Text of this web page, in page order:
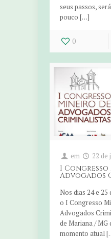
seus passos,
pouco […]
0
em 22 de
I
Advogados
Nos dias 24 e
o I Congresso
Advogados
de Mariana / MG
momento atual